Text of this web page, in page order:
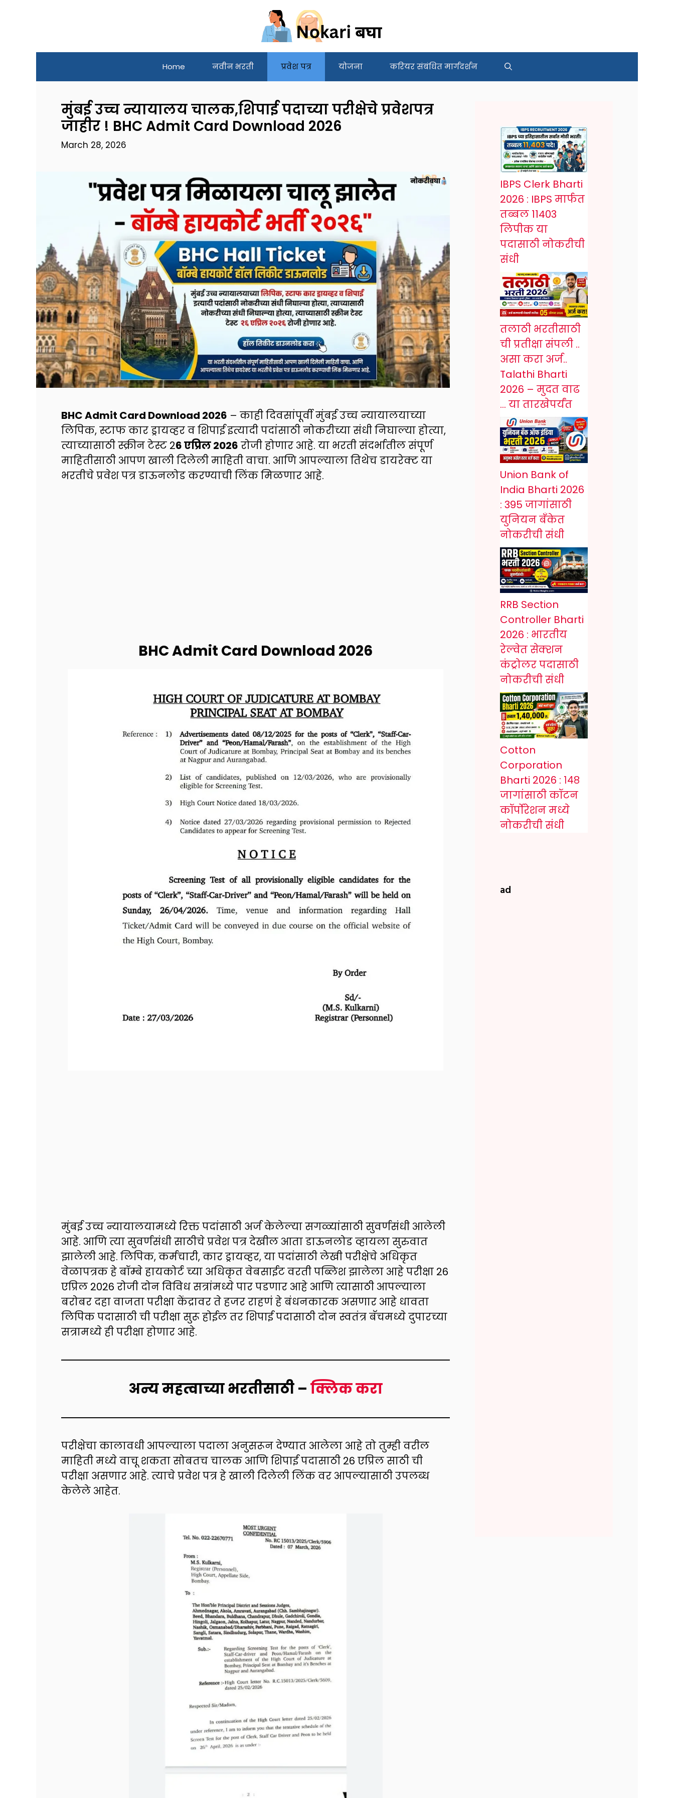
Home नवीन भरती प्रवेश पत्र योजना करियर संबंधित मार्गदर्शन
मुंबई उच्च न्यायालय चालक,शिपाई पदाच्या परीक्षेचे प्रवेशपत्र
जाहीर ! BHC Admit Card Download 2026
March 28, 2026
BHC Admit Card Download 2026 – काही दिवसांपूर्वी मुंबई उच्च न्यायालयाच्या
लिपिक, स्टाफ कार ड्रायव्हर व शिपाई इत्यादी पदांसाठी नोकरीच्या संधी निघाल्या होत्या,
त्याच्यासाठी स्क्रीन टेस्ट 26 एप्रिल 2026 रोजी होणार आहे. या भरती संदर्भातील संपूर्ण
माहितीसाठी आपण खाली दिलेली माहिती वाचा. आणि आपल्याला तिथेच डायरेक्ट या
भरतीचे प्रवेश पत्र डाऊनलोड करण्याची लिंक मिळणार आहे.
BHC Admit Card Download 2026
मुंबई उच्च न्यायालयामध्ये रिक्त पदांसाठी अर्ज केलेल्या सगळ्यांसाठी सुवर्णसंधी आलेली
आहे. आणि त्या सुवर्णसंधी साठीचे प्रवेश पत्र देखील आता डाऊनलोड व्हायला सुरुवात
झालेली आहे. लिपिक, कर्मचारी, कार ड्रायव्हर, या पदांसाठी लेखी परीक्षेचे अधिकृत
वेळापत्रक हे बॉम्बे हायकोर्ट च्या अधिकृत वेबसाईट वरती पब्लिश झालेला आहे परीक्षा 26
एप्रिल 2026 रोजी दोन विविध सत्रांमध्ये पार पडणार आहे आणि त्यासाठी आपल्याला
बरोबर दहा वाजता परीक्षा केंद्रावर ते हजर राहणं हे बंधनकारक असणार आहे धावता
लिपिक पदासाठी ची परीक्षा सुरू होईल तर शिपाई पदासाठी दोन स्वतंत्र बॅचमध्ये दुपारच्या
सत्रामध्ये ही परीक्षा होणार आहे.
अन्य महत्वाच्या भरतीसाठी – क्लिक करा
परीक्षेचा कालावधी आपल्याला पदाला अनुसरून देण्यात आलेला आहे तो तुम्ही वरील
माहिती मध्ये वाचू शकता सोबतच चालक आणि शिपाई पदासाठी 26 एप्रिल साठी ची
परीक्षा असणार आहे. त्याचे प्रवेश पत्र हे खाली दिलेली लिंक वर आपल्यासाठी उपलब्ध
केलेले आहेत.
IBPS Clerk Bharti
2026 : IBPS मार्फत
तब्बल 11403
लिपीक या
पदासाठी नोकरीची
संधी
तलाठी भरतीसाठी
ची प्रतीक्षा संपली ..
असा करा अर्ज..
Talathi Bharti
2026 – मुदत वाढ
… या तारखेपर्यंत
Union Bank of
India Bharti 2026
: 395 जागांसाठी
युनियन बँकेत
नोकरीची संधी
RRB Section
Controller Bharti
2026 : भारतीय
रेल्वेत सेक्शन
कंट्रोलर पदासाठी
नोकरीची संधी
Cotton
Corporation
Bharti 2026 : १४८
जागांसाठी कॉटन
कॉर्पोरेशन मध्ये
नोकरीची संधी
ad